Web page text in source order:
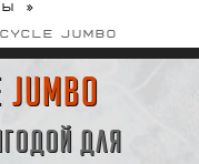
Jumbo
для